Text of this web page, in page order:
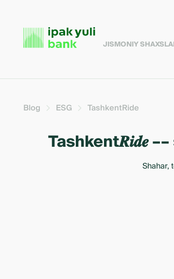
JISMONIY
Blog ESG TashkentRide
Tashkent𝑹𝒊𝒅𝒆
Shahar,